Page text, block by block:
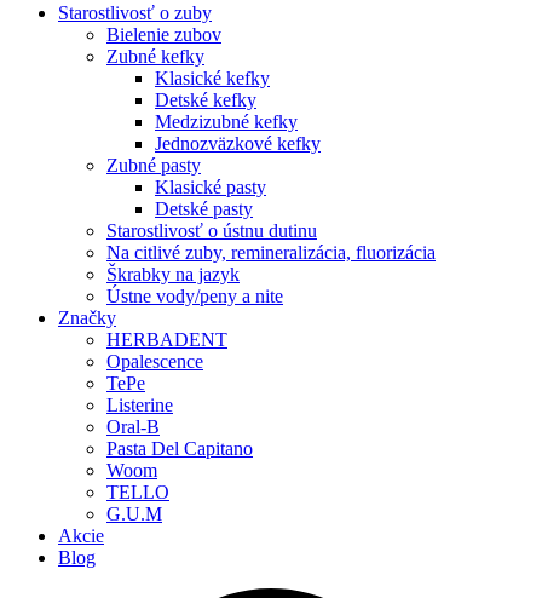
Starostlivosť o zuby
Bielenie zubov
Zubné kefky
Klasické kefky
Detské kefky
Medzizubné kefky
Jednozväzkové kefky
Zubné pasty
Klasické pasty
Detské pasty
Starostlivosť o ústnu dutinu
Na citlivé zuby, remineralizácia, fluorizácia
Škrabky na jazyk
Ústne vody/peny a nite
Značky
HERBADENT
Opalescence
TePe
Listerine
Oral-B
Pasta Del Capitano
Woom
TELLO
G.U.M
Akcie
Blog